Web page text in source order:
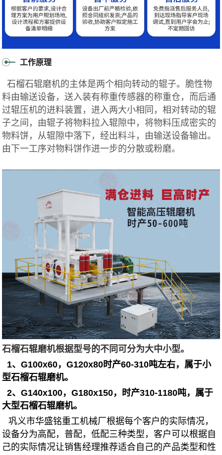
工作原理
石榴石辊磨机的主体是两个相向转动的辊子。脆性物
料由输送设备，送入装有称重传感器的称重仓，而后通
过辊压机的进料装置，进入两大小相同，相对转动的辊
子之间，由辊子将物料拉入辊隙中，将物料压成密实的
物料饼，从辊隙中落下，经出料斗，由输送设备输出。
由下一工序对物料饼作进一步的分散或粉磨。
石榴石辊磨机根据型号的不同可分为大中小型。
1、G100x60，G120x80时产60-310吨左右，属于小
型石榴石辊磨机。
2、G140x100，G180x150，时产310-1180吨，属于
大型石榴石辊磨机。
巩义市华盛铭重工机械厂根据每个客户的实际情况，
设备分为高配，普配，低配三种类型，客户可以根据自
己的实际情况让销售经理推荐适合自己的产品类型和性